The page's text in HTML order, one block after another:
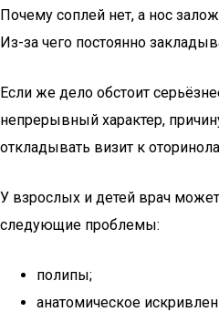
Почему соплей нет, а нос
Из-за чего постоянно
Если же дело обстоит
непрерывный характер,
откладывать визит к
У взрослых и детей врач
следующие проблемы:
полипы;
анатомическое